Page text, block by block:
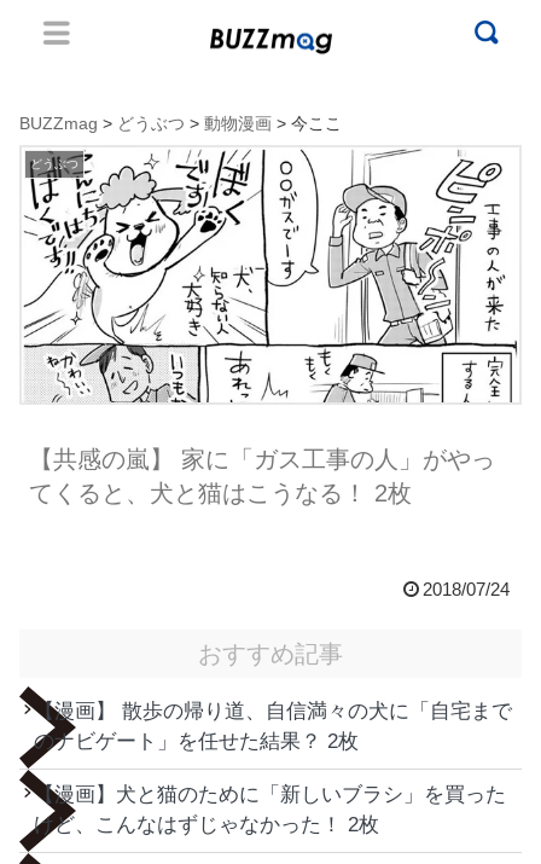
BUZZmag > どうぶつ > 動物漫画 > 今ここ
どうぶつ
【共感の嵐】 家に「ガス工事の人」がやっ
てくると、犬と猫はこうなる！ 2枚
2018/07/24
おすすめ記事
【漫画】 散歩の帰り道、自信満々の犬に「自宅まで
のナビゲート」を任せた結果？ 2枚
【漫画】犬と猫のために「新しいブラシ」を買った
けど、こんなはずじゃなかった！ 2枚